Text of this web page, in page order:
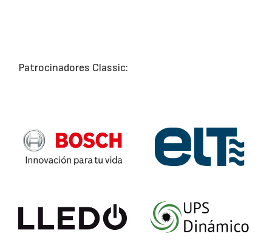
Patrocinadores Classic: